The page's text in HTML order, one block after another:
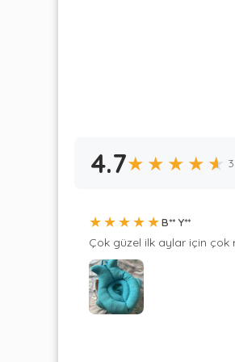
4.7★ ★ ★ ★ ★
★★★★★B** Y**
Çok güzel ilk aylar için çok